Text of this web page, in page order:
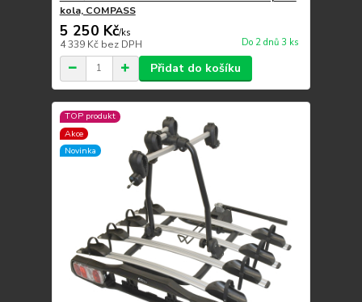
kola, COMPASS
5 250 Kč/ks
4 339 Kč bez DPH Do 2 dnů 3 ks
Přidat do košíku
TOP produkt
Akce
Novinka